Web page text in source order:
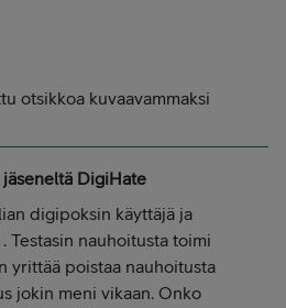
otsikkoa kuvaavammaksi
jäseneltä DigiHate
digipoksin käyttäjä ja
Testasin nauhoitusta toimi
yrittää poistaa nauhoitusta
jokin meni vikaan. Onko